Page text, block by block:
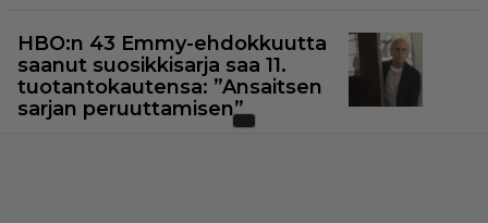
HBO:n 43 Emmy-ehdokkuutta
saanut suosikkisarja saa 11.
tuotantokautensa: ”Ansaitsen
sarjan peruuttamisen”